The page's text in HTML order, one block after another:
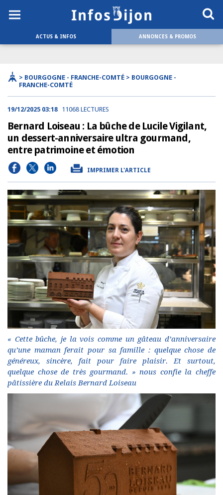
ACTUS & INFOS ANNONCES & PROMOS
> BOURGOGNE - FRANCHE-COMTÉ > BOURGOGNE -
FRANCHE-COMTÉ
19/12/2025 03:18 11068 LECTURES
Bernard Loiseau : La bûche de Lucile Vigilant,
un dessert-anniversaire ultra gourmand,
entre patrimoine et émotion
IMPRIMER L'ARTICLE
« Cette bûche, je la vois comme un gâteau d’anniversaire
qu’une maman ferait pour sa famille : quelque chose de
généreux, sincère, fait pour faire plaisir. Et surtout,
quelque chose de très gourmand. » nous confie la cheffe
pâtissière du Relais Bernard Loiseau